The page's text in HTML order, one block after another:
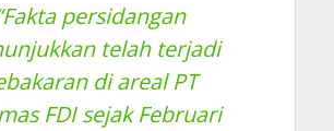
persidangan
telah terjadi
di areal PT
FDI sejak Februari